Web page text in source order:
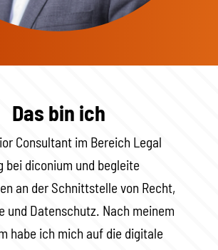
Das bin ich
Consultant im Bereich Legal
bei diconium und begleite
an der Schnittstelle von Recht,
und Datenschutz. Nach meinem
habe ich mich auf die digitale